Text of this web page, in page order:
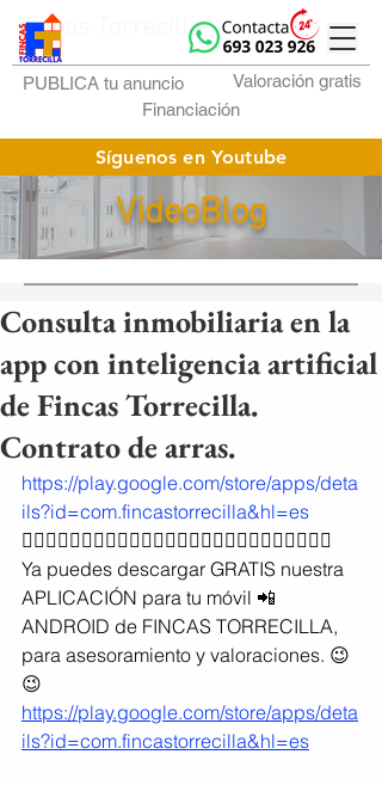
Fincas Torrecilla
PUBLICA tu anuncio
Valoración gratis
Financiación
Síguenos en Youtube
VideoBlog
Consulta inmobiliaria en la
app con inteligencia artificial
de Fincas Torrecilla.
Contrato de arras.
https://play.google.com/store/apps/deta
ils?id=com.fincastorrecilla&hl=es
👆🏼👆🏼👆🏼👆🏼👆🏼👆🏼👆🏼👆🏼👆🏼👆🏼👆🏼👆🏼👆🏼
Ya puedes descargar GRATIS nuestra
APLICACIÓN para tu móvil 📲
ANDROID de FINCAS TORRECILLA,
para asesoramiento y valoraciones. 😉
😉
https://play.google.com/store/apps/deta
ils?id=com.fincastorrecilla&hl=es